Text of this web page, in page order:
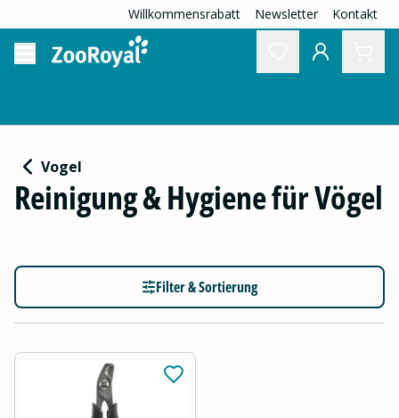
Willkommensrabatt Newsletter Kontakt
Vogel
Reinigung & Hygiene für Vögel
Filter & Sortierung